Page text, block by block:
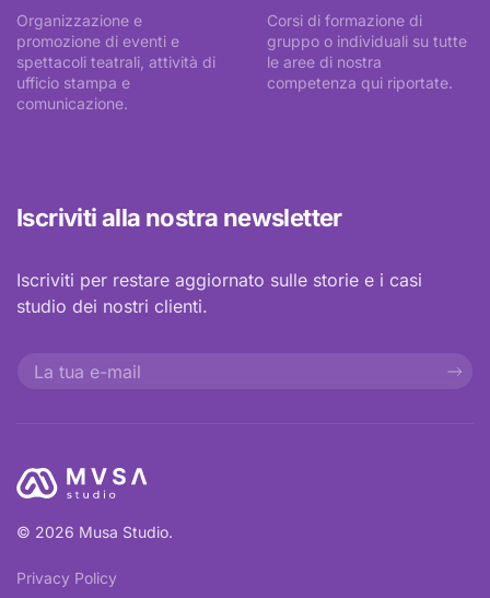
Organizzazione e
promozione di eventi e
spettacoli teatrali, attività di
ufficio stampa e
comunicazione.
Corsi di formazione di
gruppo o individuali su tutte
le aree di nostra
competenza qui riportate.
Iscriviti alla nostra newsletter
Iscriviti per restare aggiornato sulle storie e i casi
studio dei nostri clienti.
© 2026 Musa Studio.
Privacy Policy